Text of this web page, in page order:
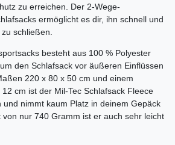
zu erreichen. Der 2-Wege-
ermöglicht es dir, ihn schnell und
schließen.
besteht aus 100 % Polyester
den Schlafsack vor äußeren Einflüssen
220 x 80 x 50 cm und einem
cm ist der Mil-Tec Schlafsack Fleece
und nimmt kaum Platz in deinem Gepäck
nur 740 Gramm ist er auch sehr leicht